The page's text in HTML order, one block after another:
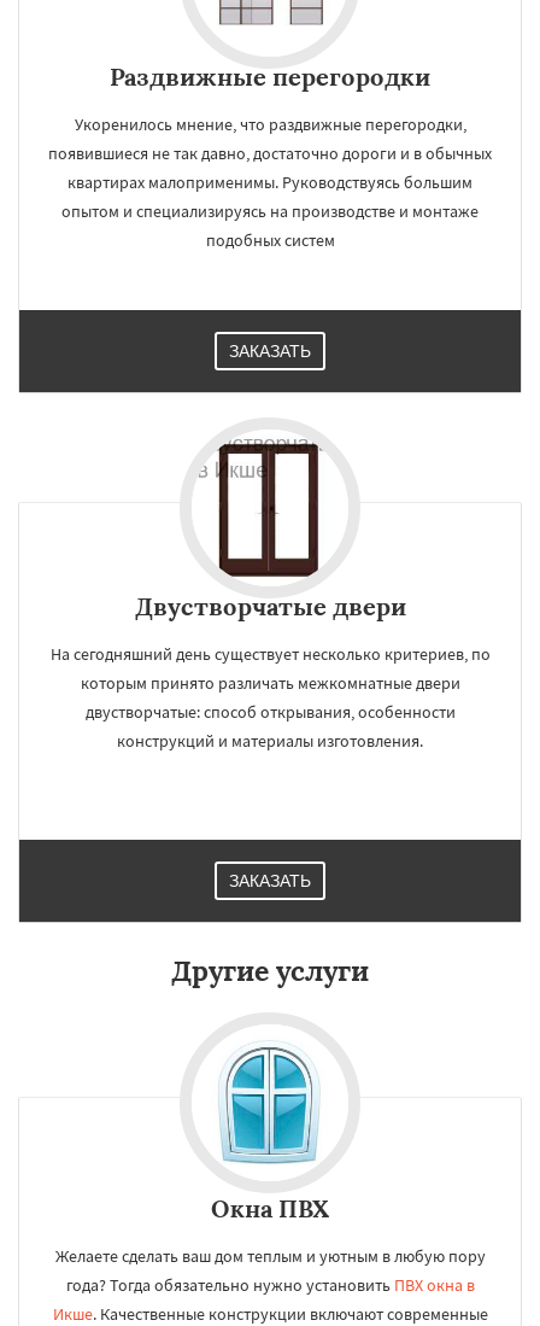
Раздвижные перегородки
Укоренилось мнение, что раздвижные перегородки,
появившиеся не так давно, достаточно дороги и в обычных
квартирах малоприменимы. Руководствуясь большим
опытом и специализируясь на производстве и монтаже
подобных систем
ЗАКАЗАТЬ
Двустворчатые двери
На сегодняшний день существует несколько критериев, по
которым принято различать межкомнатные двери
двустворчатые: способ открывания, особенности
конструкций и материалы изготовления.
ЗАКАЗАТЬ
Другие услуги
Окна ПВХ
Желаете сделать ваш дом теплым и уютным в любую пору
года? Тогда обязательно нужно установить ПВХ окна в
Икше. Качественные конструкции включают современные